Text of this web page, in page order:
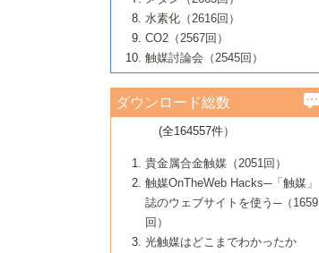
者たち～（3）
6号 イオニクス材料と燃料電池・電解合成
の最新の研究動向
B号 第117回触媒討論会（2016年・大阪府
立大学）
進歩
6号 ナノシート
B号 第115回触媒討論会（2015年・成蹊大
する触媒技術
6号 ポリオキソメタレート
B号 第113回触媒討論会（2014年・ロワジ
ールホテル豊橋）
4号 貴金属触媒の精密構造制御とその活用
5号 バイオマス化成品製造のための固体触
6号 ナノ空間─吸着状態解析から新機能開拓
B号 第111回触媒討論会（2013年・関西大
4号 貴金属代替技術の最新動向
5号 光触媒による物質変換反応の新展開
6号 グラフェン
7号 水素を利用する化成品合成の新潮流
4号 触媒のその場観察法の進歩（２）
5号 不活性結合の触媒的活性化による有機
合成
6号 新しい固体酸触媒技術
7号 ゼオライト合成における最近の進歩
3号 ナノ構造が拓く新機能
4号 活性サイトおよびその環境の精密な設
計による触媒の高機能化
5号 触媒を有効に使うための技術
7号 有機分子触媒による精密有機合成
8号 高機能化ポリオレフィンに向けた重合
触媒の最近の進展
2号 第103回触媒討論会
3号 環境浄化用光触媒の現状と課題
4号 水素社会の実現に向けた水素製造・貯
蔵技術の進歩
5号 CO2が関わる触媒・材料
7号 持続可能社会実現のための触媒および
触媒関連技術
1号 触媒化学と学会のこの10年，半世紀，
そして未来
2号 第101回触媒討論会
4号 錯体を利用したユニークな表面構造の
構築と機能
5号 若手会員による触媒研究の未来展望1：
企業編
6号 第102回触媒討論会
7号 触媒・化学反応における計算化学の進
▼49巻（2007年）
1号 含フッ素化合物の合成と触媒
2号 第99回触媒討論会
3号 実用的ファインケミカル合成プロセス
を実現する触媒
5号 こんな物質，あんな物質―新たな触媒
の可能性―
7号 『結晶の化学』を活かした触媒研究
▼48巻（2006年）
1号 固体酸触媒の最近の進歩
2号 第97回触媒討論会
3号 リビング重合触媒の最近の展開
5号 水素製造・貯蔵のための触媒技術の新
しい展開
6号 第98回触媒討論会
7号 基礎化学品製造の触媒技術
1号 最近の触媒担体とその効果
2号 第95回触媒討論会
4号 水分解用光触媒材料
5号 時間分解分光の進歩と応用
6号 第96回触媒討論会
▼46巻（2004年）
1号 部分酸化反応触媒の最前線
2号 第93回触媒討論会
3号 特殊エネルギー場の触媒反応
4号 生体内における金属の触媒作用
5号 ファインケミカルズの展開に寄与する
▼45巻（2003年）
1号 なぜこの触媒が良いのか？
2号 第91回触媒討論会
3号 最近の自動車排ガス処理技術
4号 触媒研究の現状と将来─第90回触媒討論
▼44巻（2002年）
1号 高次制御された触媒の化学
2号 第89回触媒討論会
3号 触媒を利用した電気化学の新展開
▼43巻（2001年）
1号 グリーンケミストリーと触媒
2号 第87回触媒討論会特集号
▼42巻（2000年）
1号 触媒反応工学の明日を拓く
▼41巻（1999年）
水素化（2616回）
CO2（2567回）
触媒討論会（2545回）
ダウンロード総数
(全164557件）
貴金属合金触媒（2051回）
触媒OnTheWeb Hacks─「触媒」
誌のウェブサイトを使う─（1659
回）
光触媒はどこまでわかったか